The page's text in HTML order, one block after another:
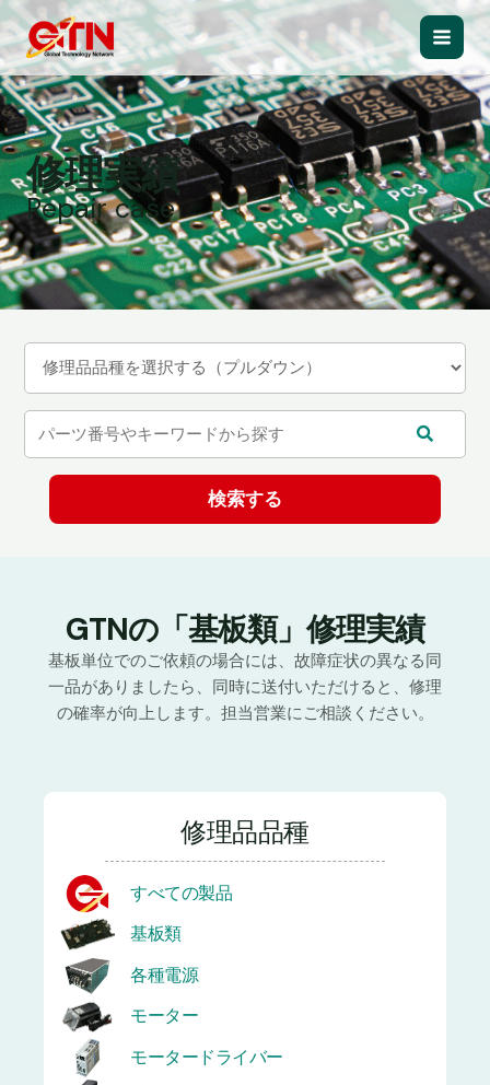
内
容
を
ス
キ
ッ
プ
Main
修理実績
Repair case
GTNの「基板類」修理実績
基板単位でのご依頼の場合には、故障症状の異なる同
一品がありましたら、同時に送付いただけると、修理
の確率が向上します。担当営業にご相談ください。
修理品品種
すべての製品
基板類
各種電源
モーター
モータードライバー